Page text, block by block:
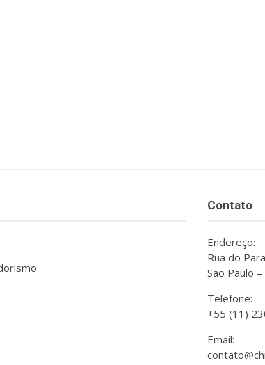
Contato
Endereço:
Rua do
São Paulo
Telefone:
+55 (11)
Email: